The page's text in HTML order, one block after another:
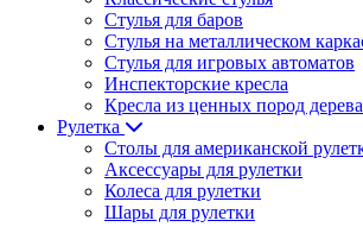
Стулья для баров
Стулья на металлическом
Стулья для игровых автоматов
Инспекторские кресла
Кресла из ценных пород дерева
Рулетка
Столы для американской
Аксессуары для рулетки
Колеса для рулетки
Шары для рулетки